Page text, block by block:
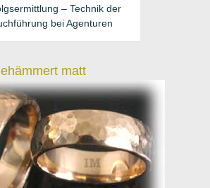
– Technik der
bei Agenturen
matt